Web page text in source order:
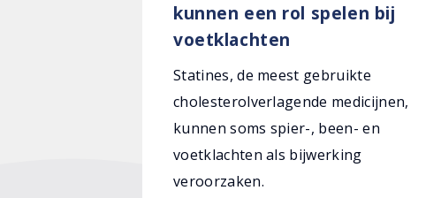
kunnen een rol spelen bij
voetklachten
Statines, de meest gebruikte
cholesterolverlagende medicijnen,
kunnen soms spier-, been- en
voetklachten als bijwerking
veroorzaken.